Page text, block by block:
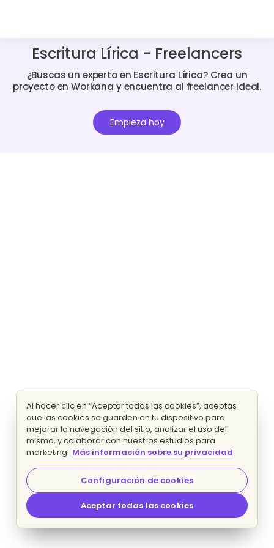
Escritura Lírica - Freelancers
¿Buscas un experto en Escritura Lírica? Crea un
proyecto en Workana y encuentra al freelancer ideal.
Empieza hoy
Al hacer clic en “Aceptar todas las cookies”, aceptas
que las cookies se guarden en tu dispositivo para
mejorar la navegación del sitio, analizar el uso del
mismo, y colaborar con nuestros estudios para
marketing. Más información sobre su privacidad
Configuración de cookies
Aceptar todas las cookies